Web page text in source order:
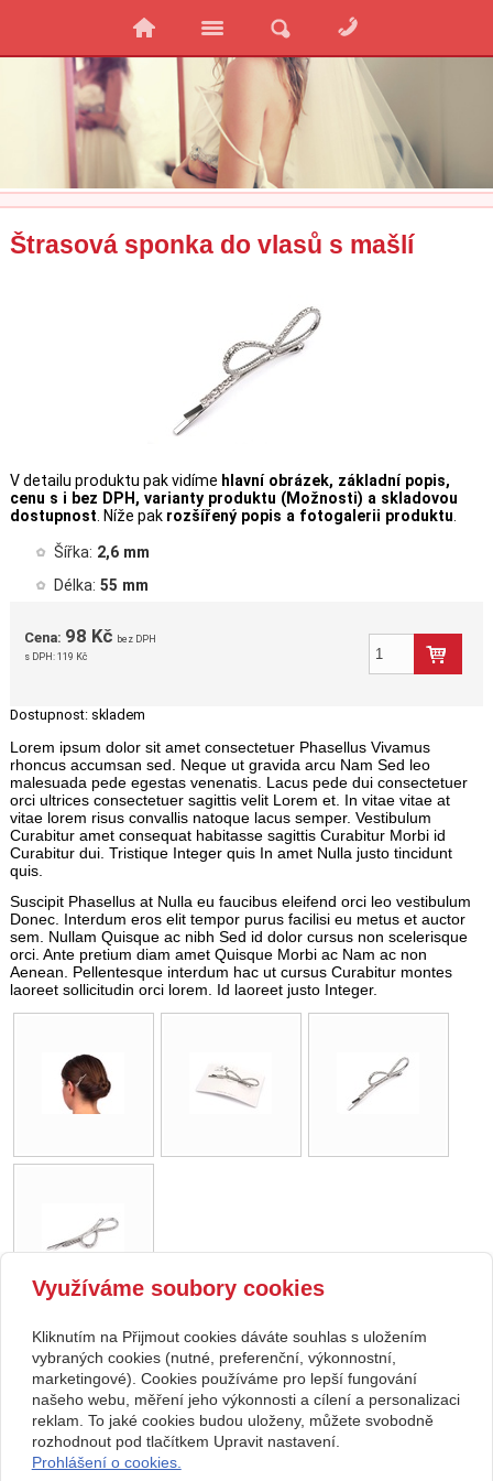
Štrasová sponka do vlasů s mašlí
V detailu produktu pak vidíme hlavní obrázek, základní popis,
cenu s i bez DPH, varianty produktu (Možnosti) a skladovou
dostupnost. Níže pak rozšířený popis a fotogalerii produktu.
Šířka: 2,6 mm
Délka: 55 mm
Cena: 98 Kč bez DPH
s DPH:119 Kč
Dostupnost: skladem
Lorem ipsum dolor sit amet consectetuer Phasellus Vivamus
rhoncus accumsan sed. Neque ut gravida arcu Nam Sed leo
malesuada pede egestas venenatis. Lacus pede dui consectetuer
orci ultrices consectetuer sagittis velit Lorem et. In vitae vitae at
vitae lorem risus convallis natoque lacus semper. Vestibulum
Curabitur amet consequat habitasse sagittis Curabitur Morbi id
Curabitur dui. Tristique Integer quis In amet Nulla justo tincidunt
quis.
Suscipit Phasellus at Nulla eu faucibus eleifend orci leo vestibulum
Donec. Interdum eros elit tempor purus facilisi eu metus et auctor
sem. Nullam Quisque ac nibh Sed id dolor cursus non scelerisque
orci. Ante pretium diam amet Quisque Morbi ac Nam ac non
Aenean. Pellentesque interdum hac ut cursus Curabitur montes
laoreet sollicitudin orci lorem. Id laoreet justo Integer.
zpět
Kontakt
Svatební studio Forever
Nekonečná 1024, 123 00
Praha
+420 123 456 789
Využíváme soubory cookies
Kliknutím na Přijmout cookies dáváte souhlas s uložením
vybraných cookies (nutné, preferenční, výkonnostní,
marketingové). Cookies používáme pro lepší fungování
našeho webu, měření jeho výkonnosti a cílení a personalizaci
reklam. To jaké cookies budou uloženy, můžete svobodně
rozhodnout pod tlačítkem Upravit nastavení.
Prohlášení o cookies.